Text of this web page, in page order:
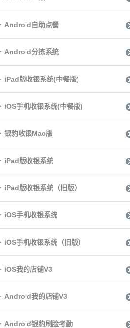
· Android自助点餐
· Android分拣系统
· iPad版收银系统(中餐版)
· iOS手机收银系统(中餐版)
· 银豹收银Mac版
· iPad版收银系统
· iPad版收银系统（旧版）
· iOS手机收银系统
· iOS手机收银系统（旧版）
· iOS我的店铺V3
· Android我的店铺V3
· Android银豹刷脸考勤